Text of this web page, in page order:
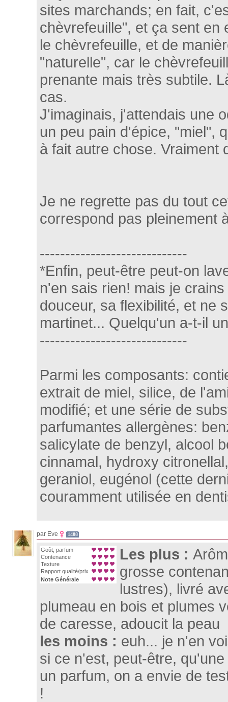
sites marchands; en fait,
chèvrefeuille", et ça sent en
le chèvrefeuille, et de
"naturelle", car le
prenante mais très subtile.
cas.
J'imaginais, j'attendais une
un peu pain d'épice, "miel",
à fait autre chose. Vraiment
Je ne regrette pas du tout
correspond pas pleinement
-----------------------------
*Enfin, peut-être peut-on
n'en sais rien! mais je
douceur, sa flexibilité, et ne
martinet... Quelqu'un a-t-il
-----------------------------
Parmi les composants:
extrait de miel, silice, de
modifié; et une série de
parfumantes allergènes:
salicylate de benzyl, alcool
cinnamal, hydroxy
geraniol, eugénol (cette
couramment utilisée en
par Eve 1408
Goût, parfum
Contenance
Texture
Rapport qualité/prix
Note Générale
Les plus :
grosse
lustres), livré
plumeau en bois et plumes
de caresse, adoucit la peau
les moins : euh... je n'en
si ce n'est, peut-être,
un parfum, on a envie de
!